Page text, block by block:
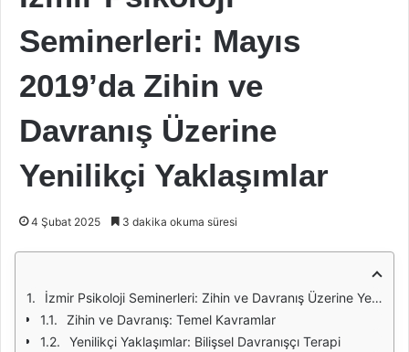
Seminerleri: Mayıs
2019’da Zihin ve
Davranış Üzerine
Yenilikçi Yaklaşımlar
4 Şubat 2025 3 dakika okuma süresi
İzmir Psikoloji Seminerleri: Zihin ve Davranış Üzerine Yenilikçi Yaklaşımlar
Zihin ve Davranış: Temel Kavramlar
Yenilikçi Yaklaşımlar: Bilişsel Davranışçı Terapi